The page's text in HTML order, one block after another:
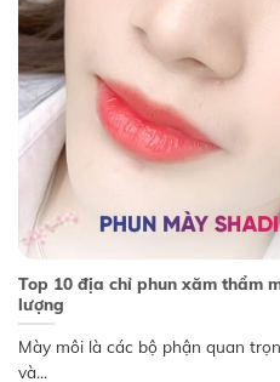
Top 10 địa chỉ phun xăm thẩm
lượng
Mày môi là các bộ phận quan
và...